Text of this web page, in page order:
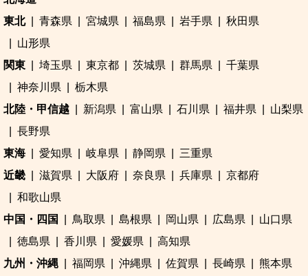
東北
青森県 宮城県 福島県 岩手県
秋田県
山形県
関東
埼玉県 東京都 茨城県 群馬県
千葉県
神奈川県
栃木県
北陸・甲信越
新潟県 富山県 石川県 福井県
山梨県
長野県
東海
愛知県 岐阜県 静岡県
三重県
近畿
滋賀県 大阪府 奈良県 兵庫県
京都府
和歌山県
中国・四国
鳥取県 島根県 岡山県 広島県
山口県
徳島県
香川県 愛媛県
高知県
九州・沖縄
福岡県 沖縄県 佐賀県 長崎県
熊本県